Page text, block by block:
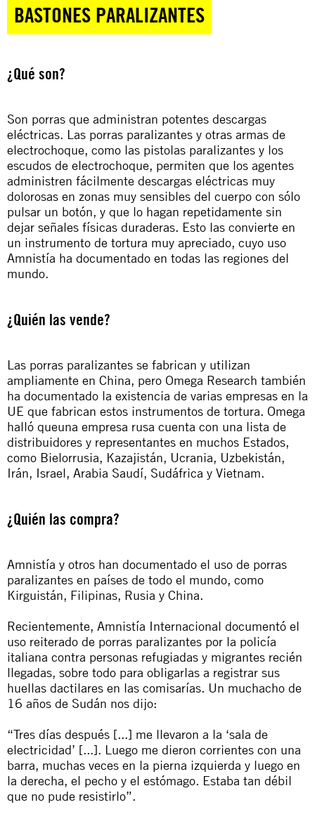
BASTONES PARALIZANTES
¿Qué son?
Son porras que administran potentes descargas
eléctricas. Las porras paralizantes y otras armas de
electrochoque, como las pistolas paralizantes y los
escudos de electrochoque, permiten que los agentes
administren fácilmente descargas eléctricas muy
dolorosas en zonas muy sensibles del cuerpo con sólo
pulsar un botón, y que lo hagan repetidamente sin
dejar señales físicas duraderas. Esto las convierte en
un instrumento de tortura muy apreciado, cuyo uso
Amnistía ha documentado en todas las regiones del
mundo.
¿Quién las vende?
Las porras paralizantes se fabrican y utilizan
ampliamente en China, pero Omega Research también
ha documentado la existencia de varias empresas en la
UE que fabrican estos instrumentos de tortura. Omega
halló queuna empresa rusa cuenta con una lista de
distribuidores y representantes en muchos Estados,
como Bielorrusia, Kazajistán, Ucrania, Uzbekistán,
Irán, Israel, Arabia Saudí, Sudáfrica y Vietnam.
¿Quién las compra?
Amnistía y otros han documentado el uso de porras
paralizantes en países de todo el mundo, como
Kirguistán, Filipinas, Rusia y China.
Recientemente, Amnistía Internacional documentó el
uso reiterado de porras paralizantes por la policía
italiana contra personas refugiadas y migrantes recién
llegadas, sobre todo para obligarlas a registrar sus
huellas dactilares en las comisarías. Un muchacho de
16 años de Sudán nos dijo:
“Tres días después [...] me llevaron a la ‘sala de
electricidad’ [...]. Luego me dieron corrientes con una
barra, muchas veces en la pierna izquierda y luego en
la derecha, el pecho y el estómago. Estaba tan débil
que no pude resistirlo”.